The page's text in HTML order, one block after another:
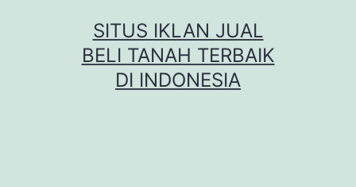
SITUS IKLAN JUAL
BELI TANAH TERBAIK
DI INDONESIA